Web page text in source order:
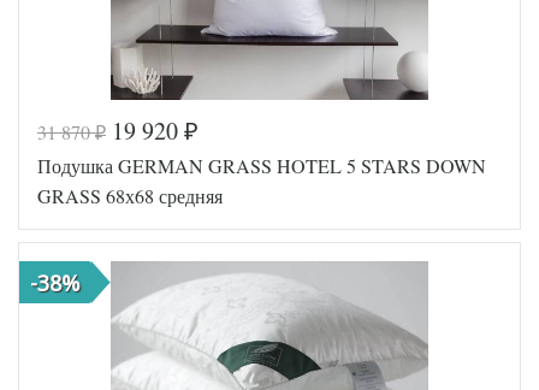
31 870₽ 19 920 ₽
Подушка GERMAN GRASS HOTEL 5 STARS DOWN
GRASS 68х68 средняя
-38%